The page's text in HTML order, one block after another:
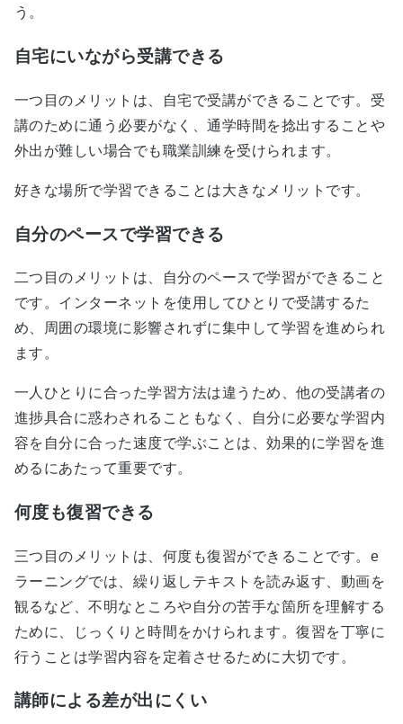
う。
自宅にいながら受講できる
一つ目のメリットは、自宅で受講ができることです。受
講のために通う必要がなく、通学時間を捻出することや
外出が難しい場合でも職業訓練を受けられます。
好きな場所で学習できることは大きなメリットです。
自分のペースで学習できる
二つ目のメリットは、自分のペースで学習ができること
です。インターネットを使用してひとりで受講するた
め、周囲の環境に影響されずに集中して学習を進められ
ます。
一人ひとりに合った学習方法は違うため、他の受講者の
進捗具合に惑わされることもなく、自分に必要な学習内
容を自分に合った速度で学ぶことは、効果的に学習を進
めるにあたって重要です。
何度も復習できる
三つ目のメリットは、何度も復習ができることです。e
ラーニングでは、繰り返しテキストを読み返す、動画を
観るなど、不明なところや自分の苦手な箇所を理解する
ために、じっくりと時間をかけられます。復習を丁寧に
行うことは学習内容を定着させるために大切です。
講師による差が出にくい